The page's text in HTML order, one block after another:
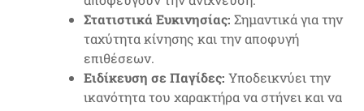
Στατιστικά Ευκινησίας: Σημαντικά για την
ταχύτητα κίνησης και την αποφυγή
επιθέσεων.
Ειδίκευση σε Παγίδες: Υποδεικνύει την
ικανότητα του χαρακτήρα να στήνει και να